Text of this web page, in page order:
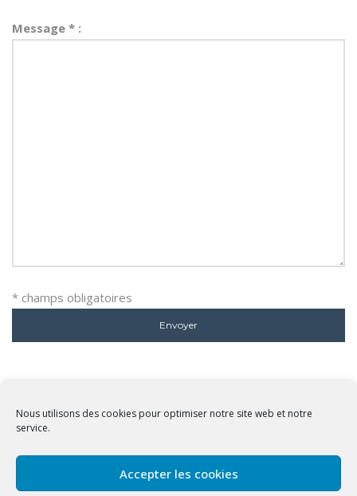
Nous utilisons des cookies pour optimiser notre site web et notre
service.
Accepter les cookies
Message * :
* champs obligatoires